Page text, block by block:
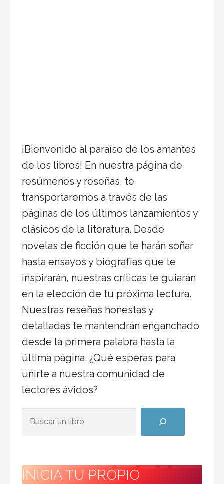
¡Bienvenido al paraíso de los amantes
de los libros! En nuestra página de
resúmenes y reseñas, te
transportaremos a través de las
páginas de los últimos lanzamientos y
clásicos de la literatura. Desde
novelas de ficción que te harán soñar
hasta ensayos y biografías que te
inspirarán, nuestras críticas te guiarán
en la elección de tu próxima lectura.
Nuestras reseñas honestas y
detalladas te mantendrán enganchado
desde la primera palabra hasta la
última página. ¿Qué esperas para
unirte a nuestra comunidad de
lectores ávidos?
INICIA TU PROPIO